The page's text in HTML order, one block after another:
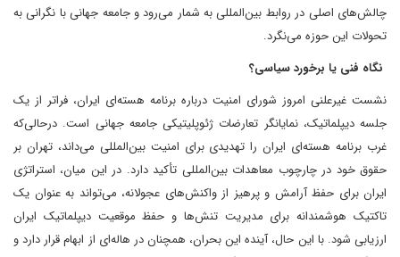
چالش‌های اصلی در روابط بین‌المللی به شمار می‌رود و جامعه جهانی با نگرانی به
تحولات این حوزه می‌نگرد.
نگاه فنی یا برخورد سیاسی؟‌
نشست غیرعلنی امروز شورای امنیت درباره برنامه هسته‌ای ایران، فراتر از یک
جلسه دیپلماتیک، نمایانگر تعارضات ژئوپلیتیکی جامعه جهانی است. درحالی‌که
غرب برنامه هسته‌ای ایران را تهدیدی برای امنیت بین‌المللی می‌داند، تهران بر
حقوق خود در چارچوب معاهدات بین‌المللی تأکید دارد. در این میان، استراتژی
ایران برای حفظ آرامش و پرهیز از واکنش‌های عجولانه، می‌تواند به‌ عنوان یک
تاکتیک هوشمندانه برای مدیریت تنش‌ها و حفظ موقعیت دیپلماتیک ایران
ارزیابی شود. با این حال، آینده این بحران، همچنان در هاله‌ای از ابهام قرار دارد و